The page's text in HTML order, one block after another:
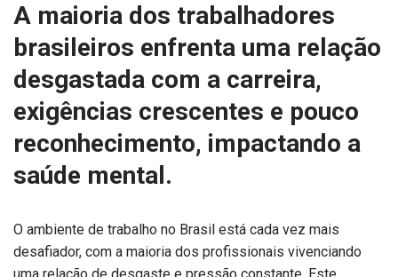
A maioria dos trabalhadores
brasileiros enfrenta uma relação
desgastada com a carreira,
exigências crescentes e pouco
reconhecimento, impactando a
saúde mental.
O ambiente de trabalho no Brasil está cada vez mais
desafiador, com a maioria dos profissionais vivenciando